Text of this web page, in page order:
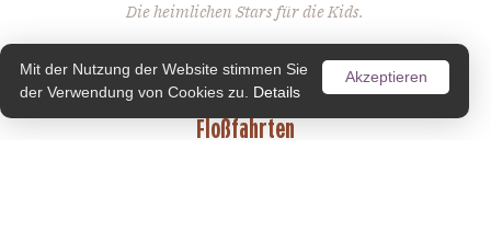
Die heimlichen Stars für die Kids.
Floßfahrten
Akzeptieren
Mit der Nutzung der Website stimmen Sie
der Verwendung von Cookies zu. Details